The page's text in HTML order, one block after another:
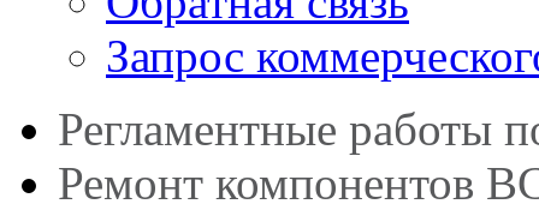
Запрос
Регламентные работы
Ремонт компонентов